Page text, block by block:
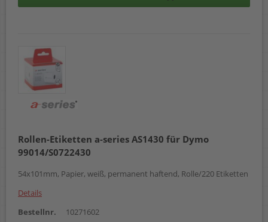
Rollen-Etiketten a-series AS1430 für Dymo
99014/S0722430
54x101mm, Papier, weiß, permanent haftend, Rolle/220 Etiketten
Details
Bestellnr.
10271602